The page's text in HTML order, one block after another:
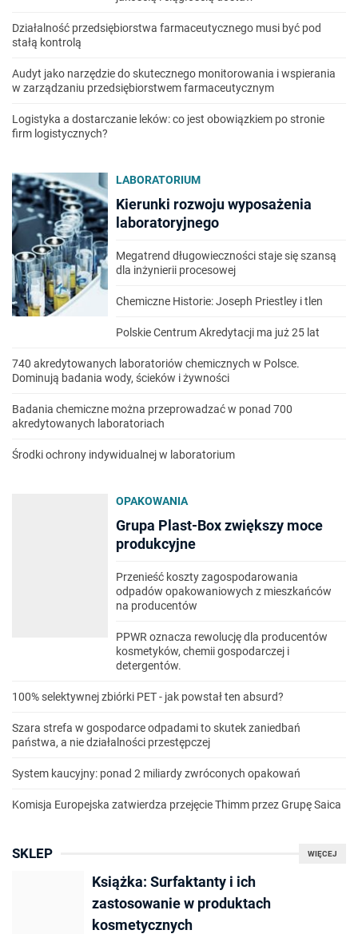
Działalność przedsiębiorstwa farmaceutycznego musi być pod
stałą kontrolą
Audyt jako narzędzie do skutecznego monitorowania i wspierania
w zarządzaniu przedsiębiorstwem farmaceutycznym
Logistyka a dostarczanie leków: co jest obowiązkiem po stronie
firm logistycznych?
LABORATORIUM
Kierunki rozwoju wyposażenia
laboratoryjnego
Megatrend długowieczności staje się szansą
dla inżynierii procesowej
Chemiczne Historie: Joseph Priestley i tlen
Polskie Centrum Akredytacji ma już 25 lat
740 akredytowanych laboratoriów chemicznych w Polsce.
Dominują badania wody, ścieków i żywności
Badania chemiczne można przeprowadzać w ponad 700
akredytowanych laboratoriach
Środki ochrony indywidualnej w laboratorium
OPAKOWANIA
Grupa Plast-Box zwiększy moce
produkcyjne
Przenieść koszty zagospodarowania
odpadów opakowaniowych z mieszkańców
na producentów
PPWR oznacza rewolucję dla producentów
kosmetyków, chemii gospodarczej i
detergentów.
100% selektywnej zbiórki PET - jak powstał ten absurd?
Szara strefa w gospodarce odpadami to skutek zaniedbań
państwa, a nie działalności przestępczej
System kaucyjny: ponad 2 miliardy zwróconych opakowań
Komisja Europejska zatwierdza przejęcie Thimm przez Grupę Saica
WIĘCEJ
SKLEP
Książka: Surfaktanty i ich
zastosowanie w produktach
kosmetycznych